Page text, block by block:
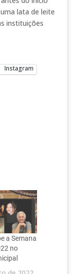
lata de leite
instituições
Instagram
a Semana
no